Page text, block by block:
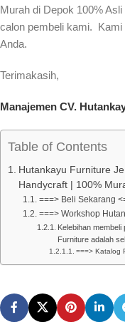
Murah di Depok 100%
calon pembeli kami. Kami
Anda.
Terimakasih,
Manajemen CV.
Table of Contents
Hutankayu Furniture
Handycraft | 100%
===> Beli Sekarang
===> Workshop
Kelebihan
Furniture adalah
===> Katalog